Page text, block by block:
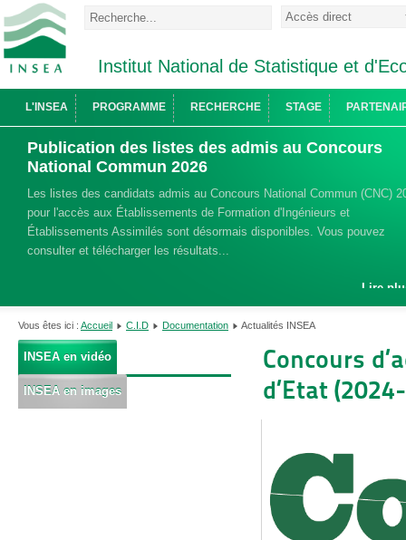
Institut National de Statistique et
L'INSEA PROGRAMME RECHERCHE STAGE
Publication des listes des admis au Concours
National Commun 2026
Les listes des candidats admis au Concours National Commun (CNC)
pour l'accès aux Établissements de Formation d'Ingénieurs et
Établissements Assimilés sont désormais disponibles. Vous pouvez
consulter et télécharger les résultats...
Lire
Vous êtes ici : Accueil C.I.D Documentation Actualités INSEA
INSEA en vidéo
INSEA en images
Concours
d’Etat